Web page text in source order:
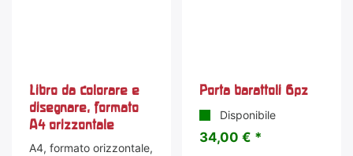
Libro da colorare e
disegnare, formato
A4 orizzontale
A4, formato orizzontale,
Porta barattoli 6pz
Disponibile
34,00 € *